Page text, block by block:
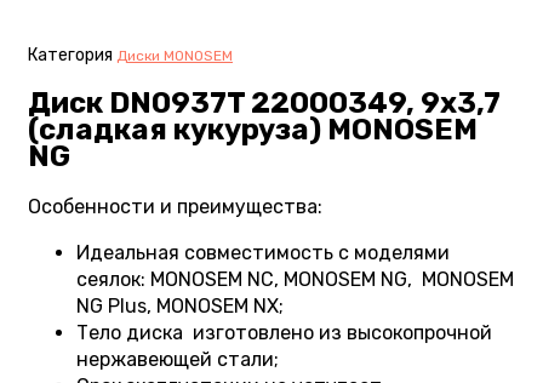
Категория Диски MONOSEM
Диск DN0937T 22000349, 9х3,7
(сладкая кукуруза) MONOSEM
NG
Особенности и преимущества:
Идеальная совместимость с моделями
сеялок: MONOSEM NC, MONOSEM NG, MONOSEM
NG Plus, MONOSEM NX;
Тело диска изготовлено из высокопрочной
нержавеющей стали;